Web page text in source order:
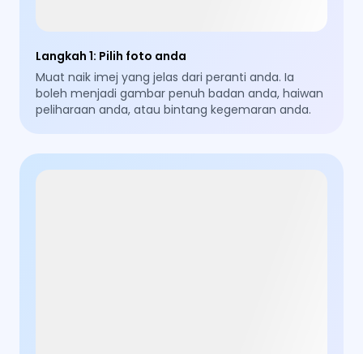
Langkah 1: Pilih foto anda
Muat naik imej yang jelas dari peranti anda. Ia
boleh menjadi gambar penuh badan anda, haiwan
peliharaan anda, atau bintang kegemaran anda.